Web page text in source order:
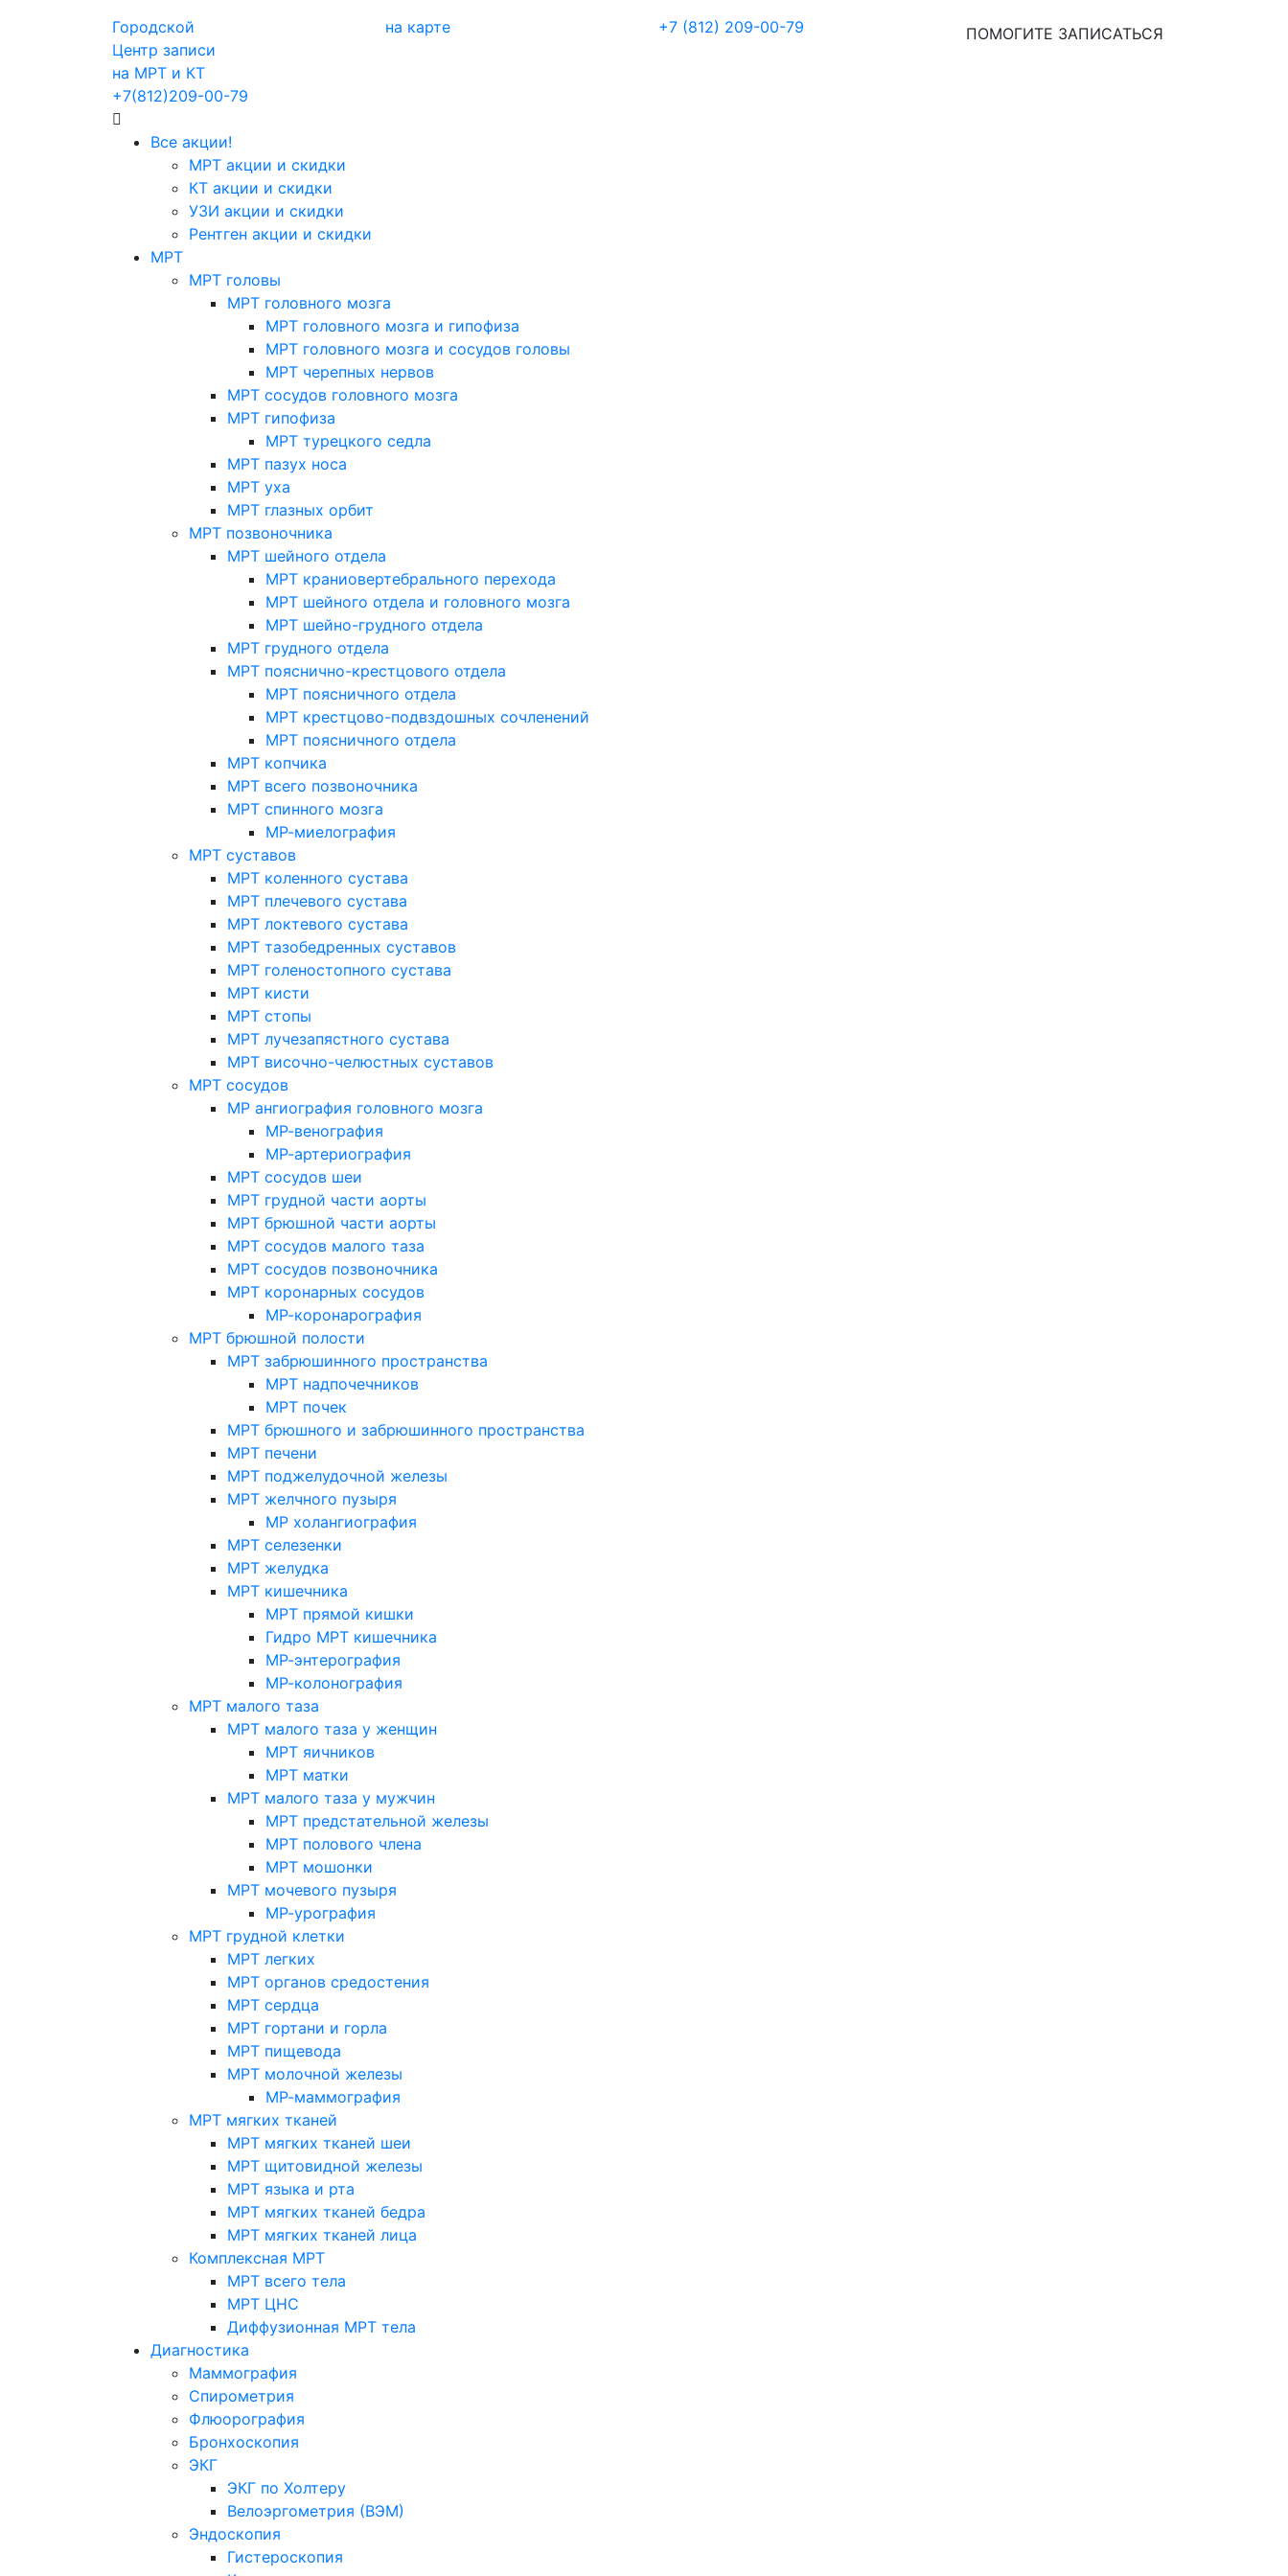
Городской
Центр записи
на МРТ и КТ
+7(812)209-00-79
на карте +7 (812) 209-00-79 ПОМОГИТЕ ЗАПИСАТЬСЯ
Все акции!
МРТ акции и скидки
КТ акции и скидки
УЗИ акции и скидки
Рентген акции и скидки
МРТ
МРТ головы
МРТ головного мозга
МРТ головного мозга и гипофиза
МРТ головного мозга и сосудов головы
МРТ черепных нервов
МРТ сосудов головного мозга
МРТ гипофиза
МРТ турецкого седла
МРТ пазух носа
МРТ уха
МРТ глазных орбит
МРТ позвоночника
МРТ шейного отдела
МРТ краниовертебрального перехода
МРТ шейного отдела и головного мозга
МРТ шейно-грудного отдела
МРТ грудного отдела
МРТ пояснично-крестцового отдела
МРТ поясничного отдела
МРТ крестцово-подвздошных сочленений
МРТ поясничного отдела
МРТ копчика
МРТ всего позвоночника
МРТ спинного мозга
МР-миелография
МРТ суставов
МРТ коленного сустава
МРТ плечевого сустава
МРТ локтевого сустава
МРТ тазобедренных суставов
МРТ голеностопного сустава
МРТ кисти
МРТ стопы
МРТ лучезапястного сустава
МРТ височно-челюстных суставов
МРТ сосудов
МР ангиография головного мозга
МР-венография
МР-артериография
МРТ сосудов шеи
МРТ грудной части аорты
МРТ брюшной части аорты
МРТ сосудов малого таза
МРТ сосудов позвоночника
МРТ коронарных сосудов
МР-коронарография
МРТ брюшной полости
МРТ забрюшинного пространства
МРТ надпочечников
МРТ почек
МРТ брюшного и забрюшинного пространства
МРТ печени
МРТ поджелудочной железы
МРТ желчного пузыря
МР холангиография
МРТ селезенки
МРТ желудка
МРТ кишечника
МРТ прямой кишки
Гидро МРТ кишечника
МР-энтерография
МР-колонография
МРТ малого таза
МРТ малого таза у женщин
МРТ яичников
МРТ матки
МРТ малого таза у мужчин
МРТ предстательной железы
МРТ полового члена
МРТ мошонки
МРТ мочевого пузыря
МР-урография
МРТ грудной клетки
МРТ легких
МРТ органов средостения
МРТ сердца
МРТ гортани и горла
МРТ пищевода
МРТ молочной железы
МР-маммография
МРТ мягких тканей
МРТ мягких тканей шеи
МРТ щитовидной железы
МРТ языка и рта
МРТ мягких тканей бедра
МРТ мягких тканей лица
Комплексная МРТ
МРТ всего тела
МРТ ЦНС
Диффузионная МРТ тела
Диагностика
Маммография
Спирометрия
Флюорография
Бронхоскопия
ЭКГ
ЭКГ по Холтеру
Велоэргометрия (ВЭМ)
Эндоскопия
Гистероскопия